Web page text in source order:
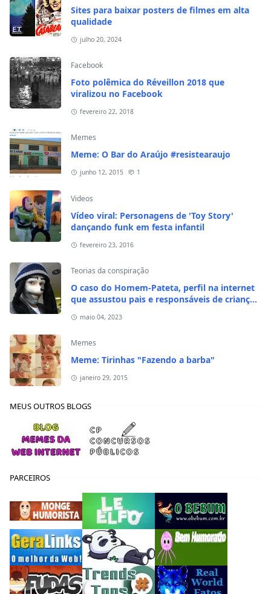
Sites para baixar posters de filmes em alta
qualidade
julho 20, 2024
Facebook
Foto polêmica do Réveillon 2018 que
viralizou no Facebook
fevereiro 22, 2018
Memes
Meme: O Bar do Araújo #resistearaujo
junho 12, 2015 1
Videos
Vídeo viral: Personagens de 'Toy Story'
dançando funk em festa infantil
fevereiro 23, 2016
Teorias da conspiração
O caso do Homem-Pateta, perfil na internet
que assustou pais e responsáveis de crianças
maio 04, 2023
Memes
Meme: Tirinhas "Fazendo a barba"
janeiro 29, 2015
MEUS OUTROS BLOGS
PARCEIROS